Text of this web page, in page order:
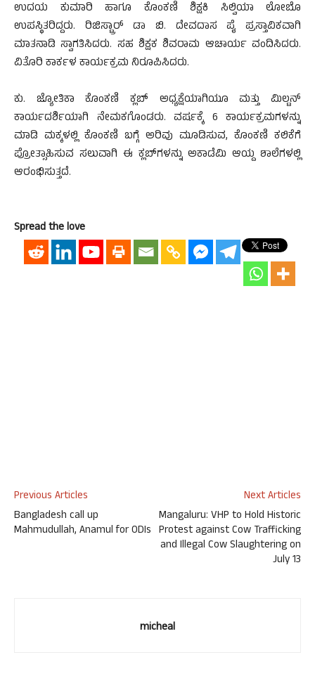
ಉದಯ ಕುಮಾರಿ ಹಾಗೂ ಕೊಂಕಣಿ ಶಿಕ್ಷಕಿ ಸಿಲ್ವಿಯಾ ಲೋಬೊ
ಉಪಸ್ಥಿತರಿದ್ದರು. ರಿಜಿಸ್ಟ್ರಾರ್ ಡಾ ಬಿ. ದೇವದಾಸ ಪೈ ಪ್ರಸ್ತಾವಿಕವಾಗಿ
ಮಾತನಾಡಿ ಸ್ವಾಗತಿಸಿದರು. ಸಹ ಶಿಕ್ಷಕ ಶಿವರಾಮ ಆಚಾರ್ಯ ವಂದಿಸಿದರು.
ವಿತೊರಿ ಕಾರ್ಕಳ ಕಾರ್ಯಕ್ರಮ ನಿರೂಪಿಸಿದರು.
ಕು. ಜ್ಯೋತಿಕಾ ಕೊಂಕಣಿ ಕ್ಲಬ್ ಅಧ್ಯಕ್ಷೆಯಾಗಿಯೂ ಮತ್ತು ಮಿಲ್ಟನ್
ಕಾರ್ಯದರ್ಶಿಯಾಗಿ ನೇಮಕಗೊಂಡರು. ವರ್ಷಕ್ಕೆ 6 ಕಾರ್ಯಕ್ರಮಗಳನ್ನು
ಮಾಡಿ ಮಕ್ಕಳಲ್ಲಿ ಕೊಂಕಣಿ ಬಗ್ಗೆ ಅರಿವು ಮೂಡಿಸುವ, ಕೊಂಕಣಿ ಕಲಿಕೆಗೆ
ಪ್ರೋತ್ಸಾಹಿಸುವ ಸಲುವಾಗಿ ಈ ಕ್ಲಬ್‍ಗಳನ್ನು ಅಕಾಡೆಮಿ ಆಯ್ದ ಶಾಲೆಗಳಲ್ಲಿ
ಆರಂಭಿಸುತ್ತದೆ.
Spread the love
Previous Articles
Bangladesh call up
Mahmudullah, Anamul for ODIs
Next Articles
Mangaluru: VHP to Hold Historic
Protest against Cow Trafficking
and Illegal Cow Slaughtering on
July 13
micheal